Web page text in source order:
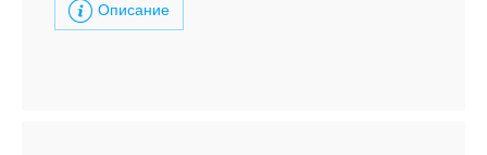
Описание